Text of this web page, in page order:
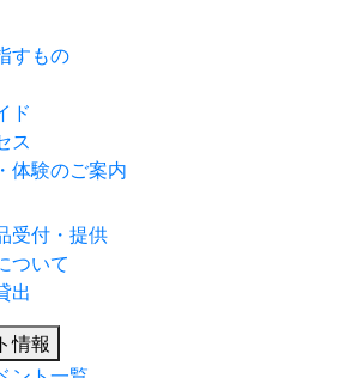
すもの
ド
ス
体験のご案内
受付・提供
ついて
出
情報